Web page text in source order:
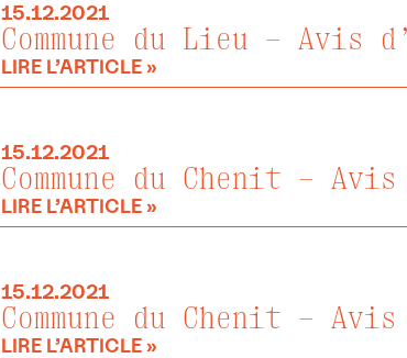
15.12.2021
Commune du Lieu – Avis
LIRE L’ARTICLE »
15.12.2021
Commune du Chenit –
LIRE L’ARTICLE »
15.12.2021
Commune du Chenit –
LIRE L’ARTICLE »